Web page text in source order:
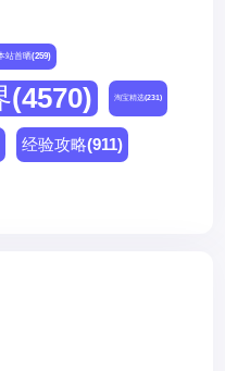
站首晒(259)
(4570) 淘宝精选(231)
经验攻略(911)